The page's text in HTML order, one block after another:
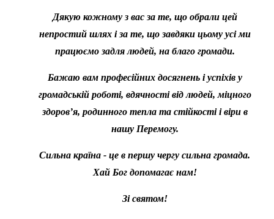
Дякую кожному з вас за те, що обрали цей
непростий шлях і за те, що завдяки цьому усі ми
працюємо задля людей, на благо громади.
Бажаю вам професійних досягнень і успіхів у
громадській роботі, вдячності від людей, міцного
здоров’я, родинного тепла та стійкості і віри в
нашу Перемогу.
Сильна країна - це в першу чергу сильна громада.
Хай Бог допомагає нам!
Зі святом!